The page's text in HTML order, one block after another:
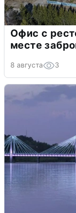
Офис с
месте
8 августа 3